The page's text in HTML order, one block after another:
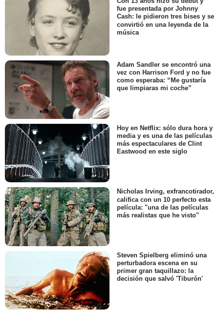
fue presentada por Johnny
Cash: le pidieron tres bises y se
convirtió en una leyenda de la
música
Adam Sandler se encontró una
vez con Harrison Ford y no fue
como esperaba: “Me gustaría
que limpiaras mi coche”
Hoy en Netflix: sólo dura hora y
media y es una de las películas
más espectaculares de Clint
Eastwood en este siglo
Nicholas Irving, exfrancotirador,
califica con un 10 perfecto esta
película: "una de las películas
más realistas que he visto"
Steven Spielberg eliminó una
perturbadora escena en su
primer gran taquillazo: la
decisión que salvó 'Tiburón'